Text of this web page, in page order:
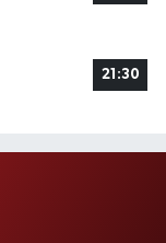
21:30